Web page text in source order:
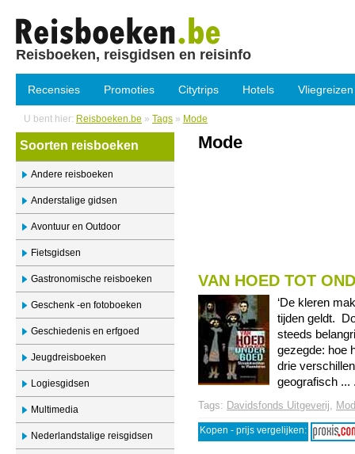
Reisboeken, reisgidsen en reisinfo
Recensies Promoties Citytrips Hotels Vliegreizen
U bent hier: Reisboeken.be » Tags » Mode
Soorten reisboeken
Andere reisboeken
Anderstalige gidsen
Avontuur en Outdoor
Fietsgidsen
Gastronomische reisboeken
Geschenk -en fotoboeken
Geschiedenis en erfgoed
Jeugdreisboeken
Logiesgidsen
Multimedia
Nederlandstalige reisgidsen
Mode
VAN HOED TOT
‘De kleren
tijden geldt.
steeds
gezegde: hoe
drie
geografisch ...
Tags: Davidsfonds Uitgeverij,
Kopen - prijs vergelijken: